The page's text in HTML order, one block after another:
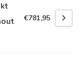
€781,95